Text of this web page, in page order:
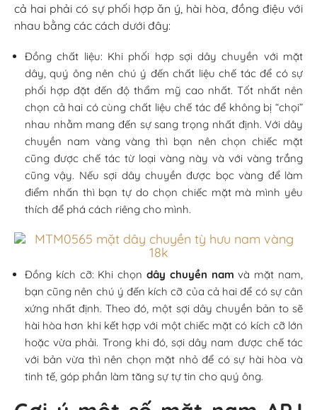
cả hai phải có sự phối hợp ăn ý, hài hòa, đồng điệu với
nhau bằng các cách dưới đây:
Đồng chất liệu: Khi phối hợp sợi dây chuyền với mặt
dây, quý ông nên chú ý đến chất liệu chế tác để có sự
phối hợp đặt đến độ thẩm mỹ cao nhất. Tốt nhất nên
chọn cả hai có cùng chất liệu chế tác để không bị “chọi”
nhau nhằm mang đến sự sang trọng nhất định. Với dây
chuyền nam vàng vàng thì bạn nên chọn chiếc mặt
cũng được chế tác từ loại vàng này và với vàng trắng
cũng vậy. Nếu sợi dây chuyền được bọc vàng để làm
điểm nhấn thì bạn tự do chọn chiếc mặt mà mình yêu
thích để phá cách riêng cho mình.
Đồng kích cỡ: Khi chọn dây chuyền nam và mặt nam,
bạn cũng nên chú ý đến kích cỡ của cả hai để có sự cân
xứng nhất định. Theo đó, một sợi dây chuyền bản to sẽ
hài hòa hơn khi kết hợp với một chiếc mặt có kích cỡ lớn
hoặc vừa phải. Trong khi đó, sợi dây nam được chế tác
với bản vừa thì nên chọn mặt nhỏ để có sự hài hòa và
tinh tế, góp phần làm tăng sự tự tin cho quý ông.